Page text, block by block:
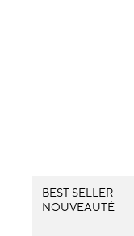
BEST SELLER
NOUVEAUTÉ